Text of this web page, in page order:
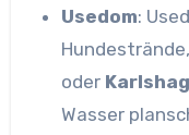
Usedom:
oder
Wasser